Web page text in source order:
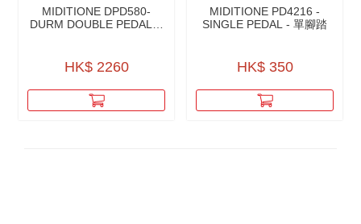
MIDITIONE DPD580-
DURM DOUBLE PEDALS-
HK$ 2260
MIDITIONE PD4216 -
SINGLE PEDAL - 單腳踏
HK$ 350